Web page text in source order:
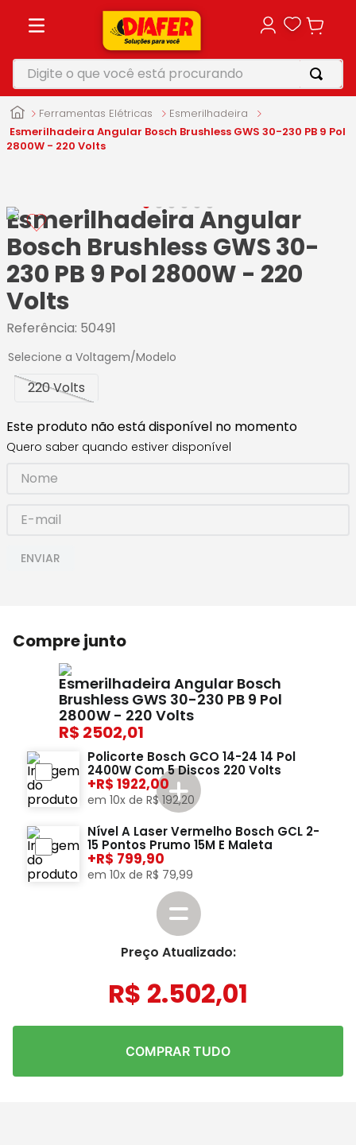
Digite o que você está procurando
Ferramentas Elétricas
Esmerilhadeira
Esmerilhadeira Angular Bosch Brushless GWS 30-230 PB 9 Pol
2800W - 220 Volts
Esmerilhadeira Angular
Bosch Brushless GWS 30-
230 PB 9 Pol 2800W - 220
Volts
Referência: 50491
Selecione a Voltagem/Modelo
220 Volts
Este produto não está disponível no momento
Quero saber quando estiver disponível
ENVIAR
Compre junto
Esmerilhadeira Angular Bosch
Brushless GWS 30-230 PB 9 Pol
2800W - 220 Volts
2502,01
Policorte Bosch GCO 14-24 14 Pol
2400W Com 5 Discos 220 Volts
+ 1922,00
em 10x de R$ 192,20
Nível A Laser Vermelho Bosch GCL 2-
15 Pontos Prumo 15M E Maleta
+ 799,90
em 10x de R$ 79,99
Preço Atualizado:
R$ 2.502,01
COMPRAR TUDO
1º
motosserra
4º
makita
5º parafusadeira